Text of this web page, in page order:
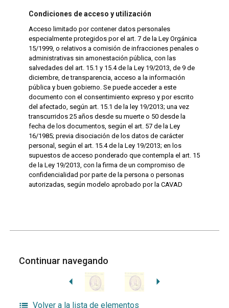
Condiciones de acceso y utilización
Acceso limitado por contener datos personales
especialmente protegidos por el art. 7 de la Ley Orgánica
15/1999, o relativos a comisión de infracciones penales o
administrativas sin amonestación pública, con las
salvedades del art. 15.1 y 15.4 de la Ley 19/2013, de 9 de
diciembre, de transparencia, acceso a la información
pública y buen gobierno. Se puede acceder a este
documento con el consentimiento expreso y por escrito
del afectado, según art. 15.1 de la ley 19/2013; una vez
transcurridos 25 años desde su muerte o 50 desde la
fecha de los documentos, según el art. 57 de la Ley
16/1985; previa disociación de los datos de carácter
personal, según el art. 15.4 de la Ley 19/2013; en los
supuestos de acceso ponderado que contempla el art. 15
de la Ley 19/2013, con la firma de un compromiso de
confidencialidad por parte de la persona o personas
autorizadas, según modelo aprobado por la CAVAD
Continuar navegando
Volver a la lista de elementos